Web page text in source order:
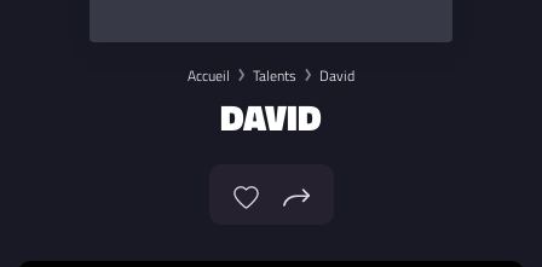
Accueil Talents David
DAVID